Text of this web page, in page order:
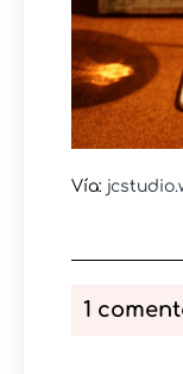
Vía:
1